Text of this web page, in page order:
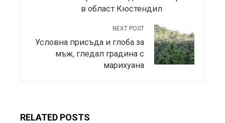
в област Кюстендил
NEXT POST
Условна присъда и глоба за
мъж, гледал градина с
марихуана
RELATED POSTS